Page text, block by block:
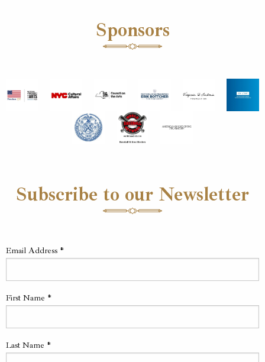
Sponsors
Subscribe to our Newsletter
Email Address *
First Name *
Last Name *